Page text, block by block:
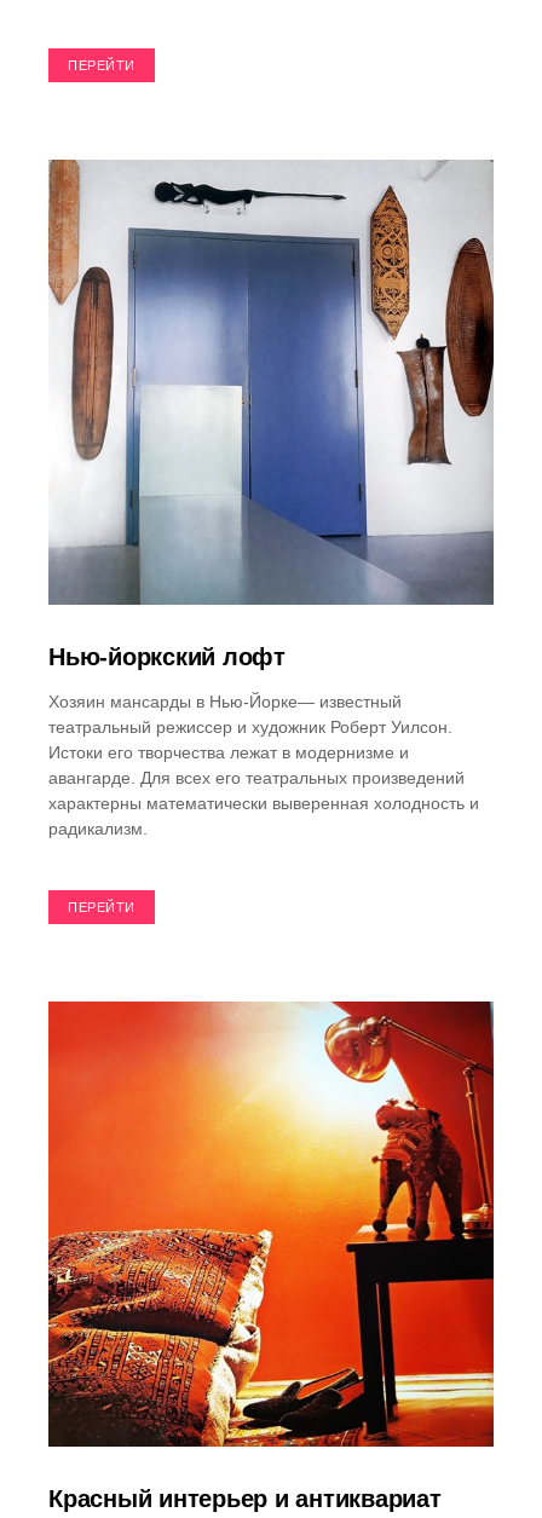
ПЕРЕЙТИ
Нью-йоркский лофт
Хозяин мансарды в Нью-Йорке— известный
театральный режиссер и художник Роберт Уилсон.
Истоки его творчества лежат в модернизме и
авангарде. Для всех его театральных произведений
характерны математически выверенная холодность и
радикализм.
ПЕРЕЙТИ
Красный интерьер и антиквариат